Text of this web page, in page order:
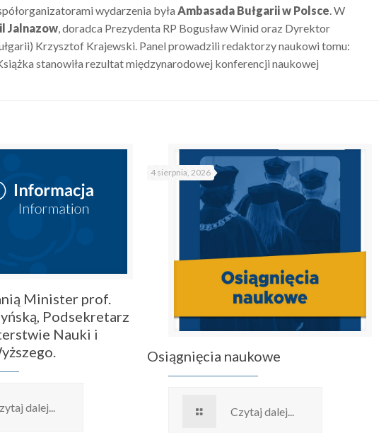
wydarzenia byłaAmbasada Bułgarii w Polsce. W
Jalnazow, doradca Prezydenta RP Bogusław Winid oraz Dyrektor
Krzysztof Krajewski. Panel prowadzili redaktorzy naukowi tomu:
stanowiła rezultat międzynarodowej konferencji naukowej
Minister prof.
Podsekretarz
Nauki i
dalej...
4 sierpnia, 2026
Osiągnięcia naukowe
Czytaj dalej...